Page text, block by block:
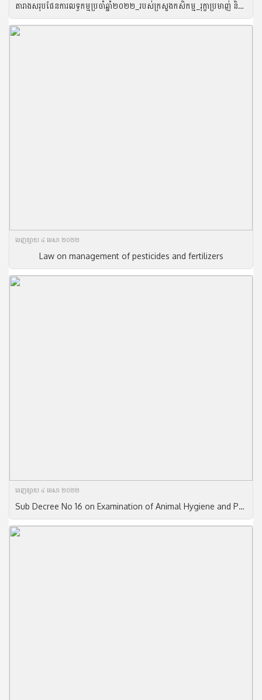
តារាងសរុបផែនការលទ្ធកម្មប្រចាំឆ្នាំ២០២២_របស់ក្រសួងកសិកម្ម_រុក្ខាប្រមាញ់​ និងនេសាទ
ចេញ​ផ្សាយ​ ៤ មេសា ២០២២
Law on management of pesticides and fertilizers
ចេញ​ផ្សាយ​ ៤ មេសា ២០២២
Sub Decree No 16 on Examination of Animal Hygiene and Products